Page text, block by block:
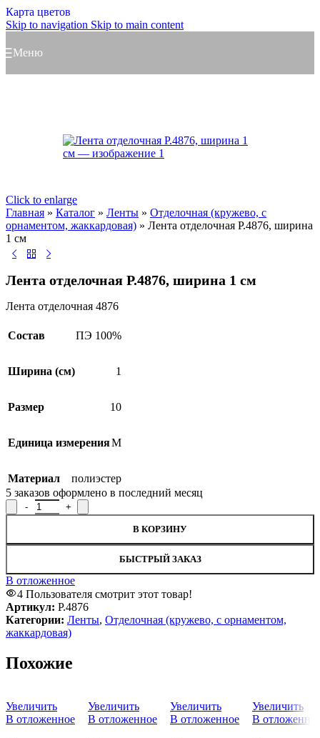
Карта цветов
Skip to navigation Skip to main content
Меню
Click to enlarge
Главная » Каталог » Ленты » Отделочная (кружево, с
орнаментом, жаккардовая) » Лента отделочная Р.4876, ширина
1 см
Лента отделочная Р.4876, ширина 1 см
Лента отделочная 4876
Состав ПЭ 100%
Ширина (см) 1
Размер 10
Единица измеренияМ
Материал
полиэстер
5 заказов оформлено в последний месяц
Количество товара Лента отделочная Р.4876, ширина 1 см
В КОРЗИНУ
БЫСТРЫЙ ЗАКАЗ
В отложенное
4 Пользователя смотрит этот товар!
Артикул: Р.4876
Категории: Ленты, Отделочная (кружево, с орнаментом,
жаккардовая)
Похожие
Увеличить
В отложенное
Увеличить
В отложенное
Увеличить
В отложенное
Увеличить
В